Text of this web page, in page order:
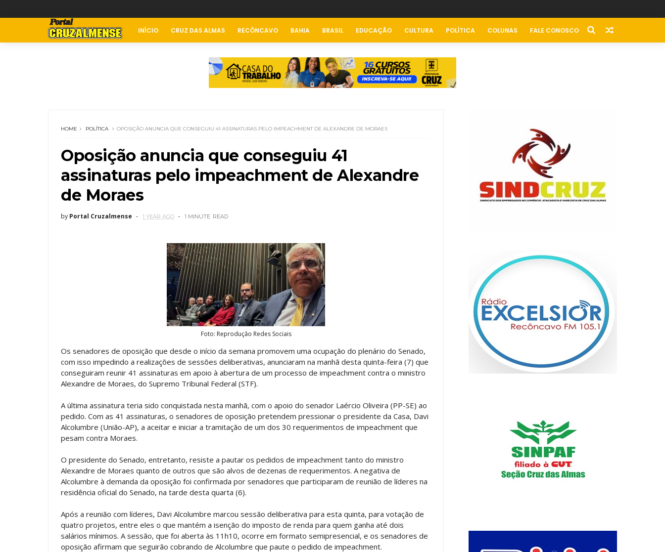
INÍCIO CRUZ DAS ALMAS RECÔNCAVO BAHIA BRASIL EDUCAÇÃO CULTURA POLÍTICA COLUNAS FALE CONOSCO
HOME POLÍTICA OPOSIÇÃO ANUNCIA QUE CONSEGUIU 41 ASSINATURAS PELO IMPEACHMENT DE ALEXANDRE DE MORAES
Oposição anuncia que conseguiu 41
assinaturas pelo impeachment de Alexandre
de Moraes
by Portal Cruzalmense 1 YEAR AGO 1 MINUTE READ
Foto: Reprodução Redes Sociais
Os senadores de oposição que desde o início da semana promovem uma ocupação do plenário do Senado,
com isso impedindo a realizações de sessões deliberativas, anunciaram na manhã desta quinta-feira (7) que
conseguiram reunir 41 assinaturas em apoio à abertura de um processo de impeachment contra o ministro
Alexandre de Moraes, do Supremo Tribunal Federal (STF).
A última assinatura teria sido conquistada nesta manhã, com o apoio do senador Laércio Oliveira (PP-SE) ao
pedido. Com as 41 assinaturas, o senadores de oposição pretendem pressionar o presidente da Casa, Davi
Alcolumbre (União-AP), a aceitar e iniciar a tramitação de um dos 30 requerimentos de impeachment que
pesam contra Moraes.
O presidente do Senado, entretanto, resiste a pautar os pedidos de impeachment tanto do ministro
Alexandre de Moraes quanto de outros que são alvos de dezenas de requerimentos. A negativa de
Alcolumbre à demanda da oposição foi confirmada por senadores que participaram de reunião de líderes na
residência oficial do Senado, na tarde desta quarta (6).
Após a reunião com líderes, Davi Alcolumbre marcou sessão deliberativa para esta quinta, para votação de
quatro projetos, entre eles o que mantém a isenção do imposto de renda para quem ganha até dois
salários mínimos. A sessão, que foi aberta às 11h10, ocorre em formato semipresencial, e os senadores de
oposição afirmam que seguirão cobrando de Alcolumbre que paute o pedido de impeachment.